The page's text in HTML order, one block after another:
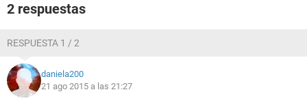
2 respuestas
RESPUESTA 1 / 2
daniela200
21 ago 2015 a las 21:27